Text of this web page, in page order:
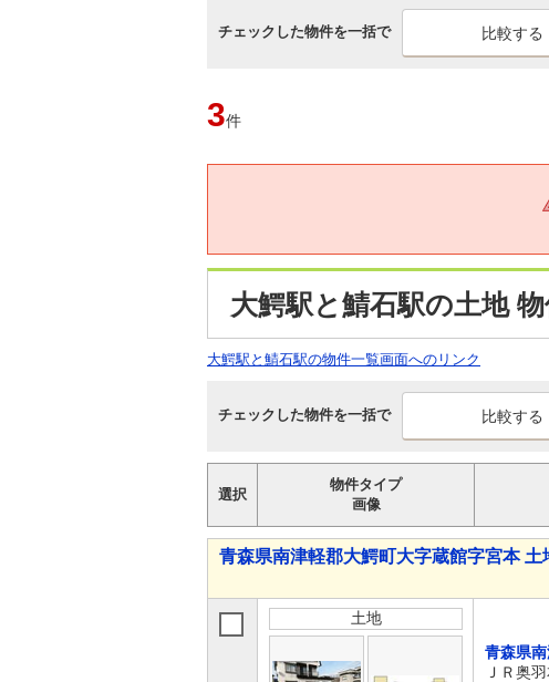
チェックした物件を一括で
3件
大鰐駅と鯖石駅の土地
大鰐駅と鯖石駅の物件一覧画面へのリンク
チェックした物件を一括で
選択
物件タイプ
画像
青森県南津軽郡大鰐町大字蔵館字宮本 土
土地
青森県
ＪＲ奥